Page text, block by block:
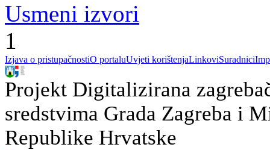
Usmeni izvori
1
Izjava o pristupačnostiO portaluUvjeti korištenjaLinkoviSuradnici
Projekt Digitalizirana
sredstvima Grada Zagreba i
Republike Hrvatske